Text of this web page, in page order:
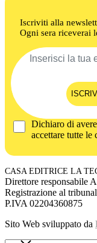
Iscriviti alla
Ogni sera riceverai
Dichiaro di
accettare tutte
CASA EDITRICE LA
Direttore responsabile
Registrazione al
P.IVA 02204360875
Sito Web sviluppato da